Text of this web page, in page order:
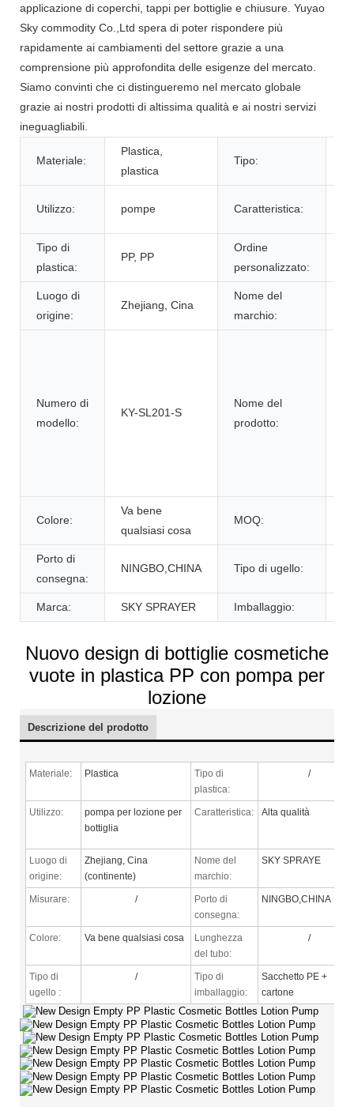
applicazione di coperchi, tappi per bottiglie e chiusure. Yuyao
Sky commodity Co.,Ltd spera di poter rispondere più
rapidamente ai cambiamenti del settore grazie a una
comprensione più approfondita delle esigenze del mercato.
Siamo convinti che ci distingueremo nel mercato globale
grazie ai nostri prodotti di altissima qualità e ai nostri servizi
ineguagliabili.
Materiale:
Plastica,
plastica
Tipo:
Utilizzo: pompe Caratteristica:
Tipo di
plastica:
PP, PP
Ordine
personalizzato:
Luogo di
origine:
Zhejiang, Cina
Nome del
marchio:
Numero di
modello:
KY-SL201-S
Nome del
prodotto:
Colore:
Va bene
qualsiasi cosa
MOQ:
Porto di
consegna:
NINGBO,CHINA Tipo di ugello:
Marca: SKY SPRAYER Imballaggio:
Nuovo design di bottiglie cosmetiche
vuote in plastica PP con pompa per
lozione
Descrizione del prodotto
Materiale: Plastica
Tipo di
plastica:
/
Utilizzo:
pompa per lozione per
bottiglia
Caratteristica: Alta qualità
Luogo di
origine:
Zhejiang, Cina
(continente)
Nome del
marchio:
SKY SPRAYE
Misurare: /
Porto di
consegna:
NINGBO,CHINA
Colore: Va bene qualsiasi cosa
Lunghezza
del tubo:
/
Tipo di
ugello :
/
Tipo di
imballaggio:
Sacchetto PE +
cartone